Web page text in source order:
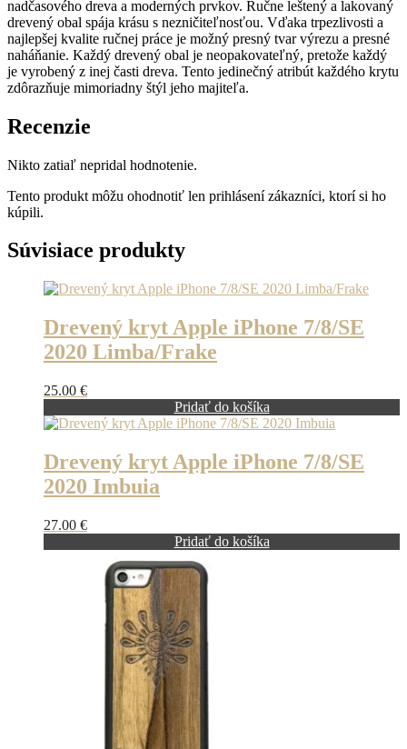
Planéta
-
Neptun
s
MagSafe
nadčasového dreva a moderných prvkov. Ručne leštený a lakovaný
drevený obal spája krásu s nezničiteľnosťou. Vďaka trpezlivosti a
najlepšej kvalite ručnej práce je možný presný tvar výrezu a presné
naháňanie. Každý drevený obal je neopakovateľný, pretože každý
je vyrobený z inej časti dreva. Tento jedinečný atribút každého krytu
zdôrazňuje mimoriadny štýl jeho majiteľa.
Recenzie
Nikto zatiaľ nepridal hodnotenie.
Tento produkt môžu ohodnotiť len prihlásení zákazníci, ktorí si ho
kúpili.
Súvisiace produkty
Drevený kryt Apple iPhone 7/8/SE
2020 Limba/Frake
25.00 €
Pridať do košíka
Drevený kryt Apple iPhone 7/8/SE
2020 Imbuia
27.00 €
Pridať do košíka